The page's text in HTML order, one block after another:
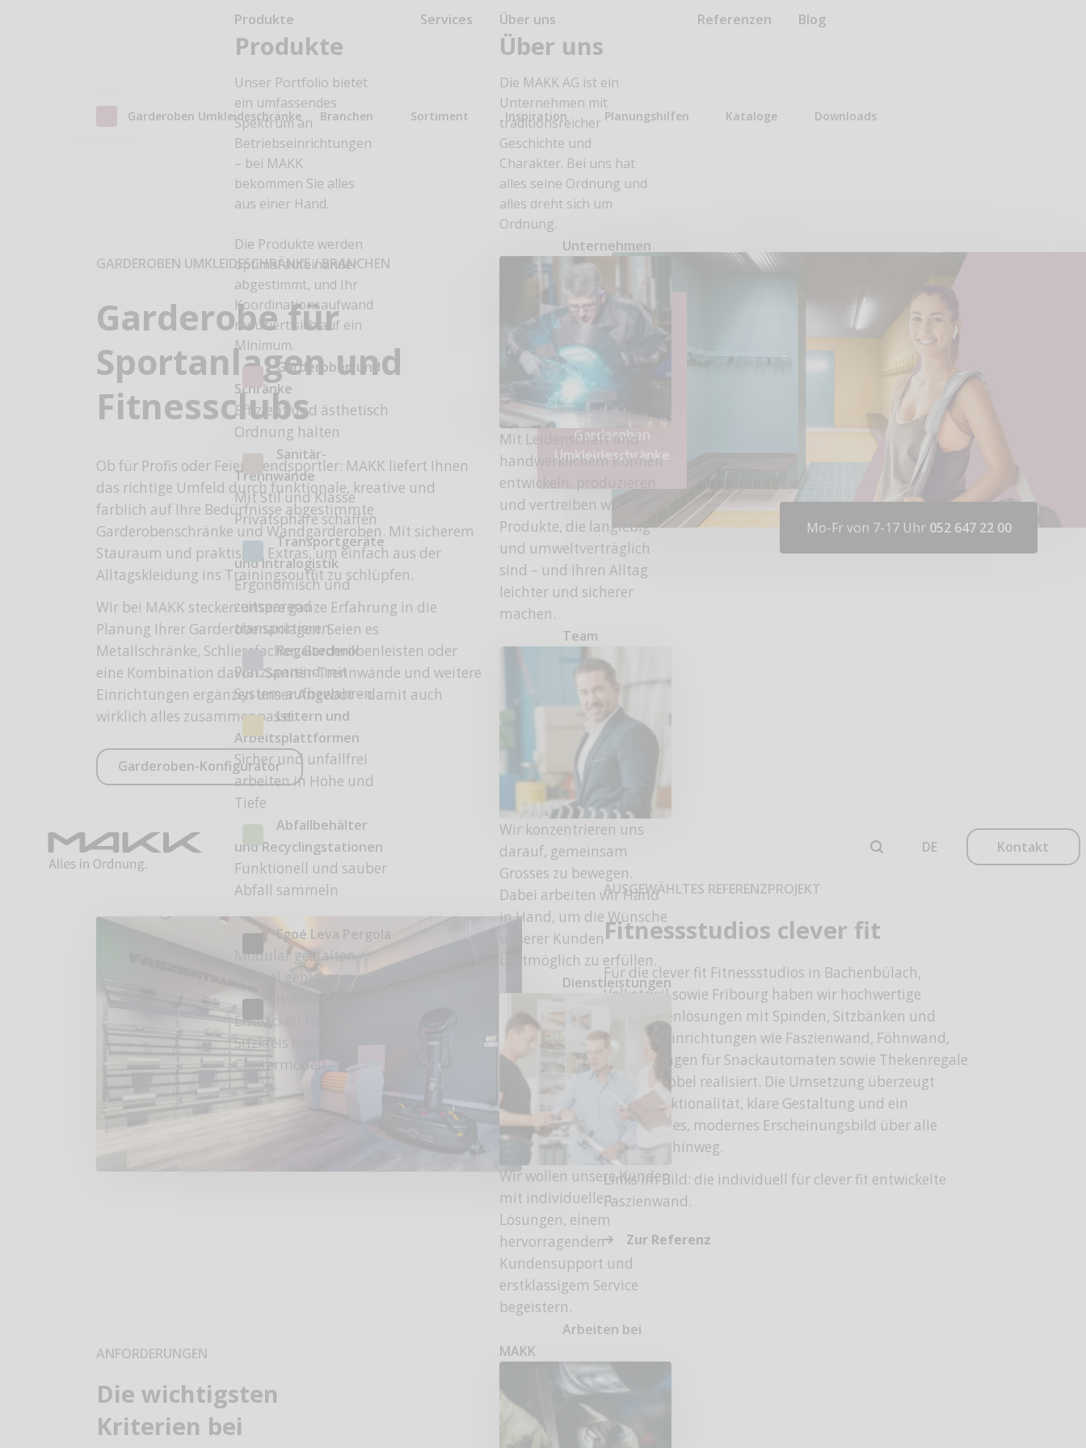
Produkte
Produkte
Unser Portfolio bietet
ein umfassendes
Spektrum an
Betriebseinrichtungen
– bei MAKK
bekommen Sie alles
aus einer Hand.
Die Produkte werden
optimal aufeinander
abgestimmt, und Ihr
Koordinationsaufwand
reduziert sich auf ein
Minimum.
Garderoben und
Schränke
Effizient und ästhetisch
Ordnung halten
Sanitär-
Trennwände
Mit Stil und Klasse
Privatsphäre schaffen
Transportgeräte
und Intralogistik
Ergonomisch und
zeitsparend
transportieren
Regaltechnik
Platzsparend mit
System aufbewahren
Leitern und
Arbeitsplattformen
Sicher und unfallfrei
arbeiten in Höhe und
Tiefe
Abfallbehälter
und Recyclingstationen
Funktionell und sauber
Abfall sammeln
Egoé Leva Pergola
Modular gestalten,
flexibel geniessen
Entwickelt für den
Sitzkreis nach
Churermodell
Services Über uns
Über uns
Die MAKK AG ist ein
Unternehmen mit
traditionsreicher
Geschichte und
Charakter. Bei uns hat
alles seine Ordnung und
alles dreht sich um
Ordnung.
Unternehmen
Mit Leidenschaft und
handwerklichem Können
entwickeln, produzieren
und vertreiben wir
Produkte, die langlebig
und umweltverträglich
sind – und Ihren Alltag
leichter und sicherer
machen.
Team
Wir konzentrieren uns
darauf, gemeinsam
Grosses zu bewegen.
Dabei arbeiten wir Hand
in Hand, um die Wünsche
unserer Kunden
bestmöglich zu erfüllen.
Dienstleistungen
Wir wollen unsere Kunden
mit individuellen
Lösungen, einem
hervorragenden
Kundensupport und
erstklassigem Service
begeistern.
Arbeiten bei
MAKK
Referenzen Blog
Kontakt
Garderoben Umkleideschränke Branchen Sortiment Inspiration Planungshilfen Kataloge Downloads
GARDEROBEN UMKLEIDESCHRÄNKE/ BRANCHEN
Garderobe für
Sportanlagen und
Fitnessclubs
Ob für Profis oder Feierabendsportler: MAKK liefert Ihnen
das richtige Umfeld durch funktionale, kreative und
farblich auf Ihre Bedürfnisse abgestimmte
Garderobenschränke und Wandgarderoben. Mit sicherem
Stauraum und praktische Extras, um einfach aus der
Alltagskleidung ins Trainingsoutfit zu schlüpfen.
Wir bei MAKK stecken unsere ganze Erfahrung in die
Planung Ihrer Garderobenanlagen. Seien es
Metallschränke, Schliessfächer, Garderobenleisten oder
eine Kombination davon. Sanitär-Trennwände und weitere
Einrichtungen ergänzen unser Angebot – damit auch
wirklich alles zusammenpasst.
Garderoben-Konfigurator
Garderoben
Umkleideschränke
Mo-Fr von 7-17 Uhr 052 647 22 00
AUSGEWÄHLTES REFERENZPROJEKT
Fitnessstudios clever fit
Für die clever fit Fitnessstudios in Bachenbülach,
Volketswil sowie Fribourg haben wir hochwertige
Garderobenlösungen mit Spinden, Sitzbänken und
weiteren Einrichtungen wie Faszienwand, Föhnwand,
Verkleidungen für Snackautomaten sowie Thekenregale
und TV-Möbel realisiert. Die Umsetzung überzeugt
durch Funktionalität, klare Gestaltung und ein
einheitliches, modernes Erscheinungsbild über alle
Standorte hinweg.
Links im Bild: die individuell für clever fit entwickelte
Faszienwand.
Zur Referenz
ANFORDERUNGEN
Die wichtigsten
Kriterien bei